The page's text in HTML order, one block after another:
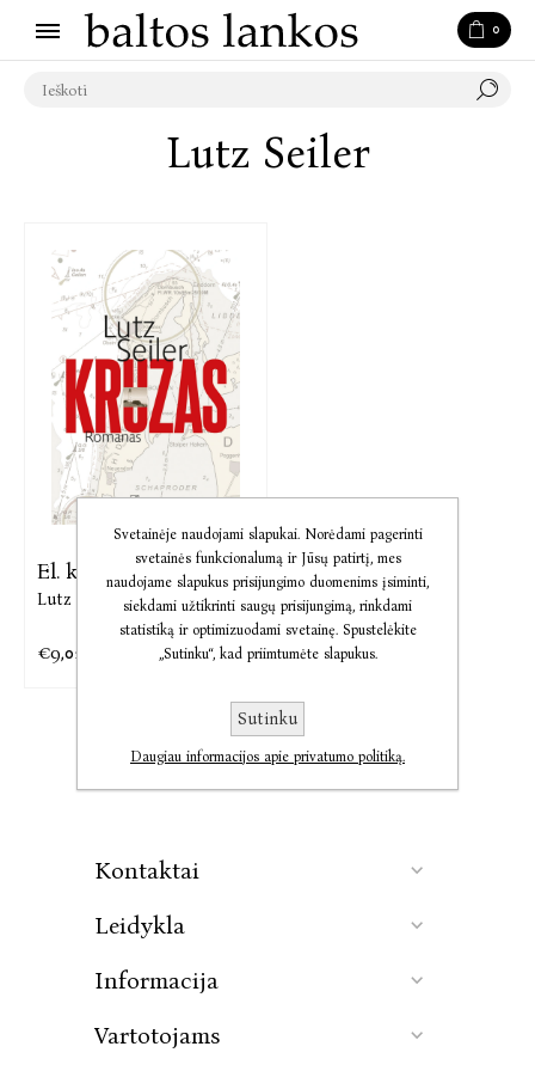
0
Lutz Seiler
El. knyga Kruzas
Lutz Seiler
€9,01
Kontaktai
Leidykla
Informacija
Vartotojams
Svetainėje naudojami slapukai. Norėdami pagerinti
svetainės funkcionalumą ir Jūsų patirtį, mes
naudojame slapukus prisijungimo duomenims įsiminti,
siekdami užtikrinti saugų prisijungimą, rinkdami
statistiką ir optimizuodami svetainę. Spustelėkite
„Sutinku“, kad priimtumėte slapukus.
Sutinku
Daugiau informacijos apie privatumo politiką.